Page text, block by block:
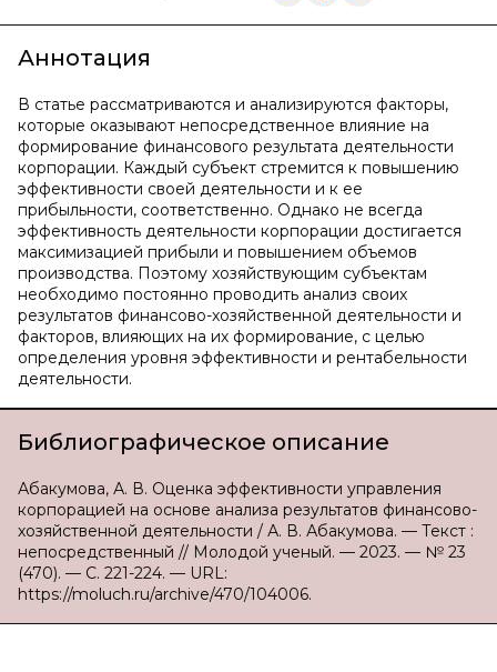
Аннотация
В статье рассматриваются и анализируются факторы,
которые оказывают непосредственное влияние на
формирование финансового результата деятельности
корпорации. Каждый субъект стремится к повышению
эффективности своей деятельности и к ее
прибыльности, соответственно. Однако не всегда
эффективность деятельности корпорации достигается
максимизацией прибыли и повышением объемов
производства. Поэтому хозяйствующим субъектам
необходимо постоянно проводить анализ своих
результатов финансово-хозяйственной деятельности и
факторов, влияющих на их формирование, с целью
определения уровня эффективности и рентабельности
деятельности.
Библиографическое описание
Абакумова, А. В. Оценка эффективности управления
корпорацией на основе анализа результатов финансово-
хозяйственной деятельности / А. В. Абакумова. — Текст :
непосредственный // Молодой ученый. — 2023. — № 23
(470). — С. 221-224. — URL:
https://moluch.ru/archive/470/104006.